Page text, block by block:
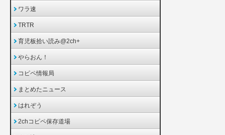
ワラ速
TRTR
育児板拾い読み@2ch+
やらおん！
コピペ情報局
まとめたニュース
はれぞう
2chコピペ保存道場